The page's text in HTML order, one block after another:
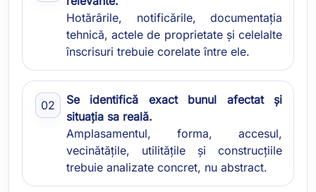
Hotărârile, notificările, documentația
tehnică, actele de proprietate și celelalte
înscrisuri trebuie corelate între ele.
Se identifică exact bunul afectat și
situația sa reală.
Amplasamentul, forma, accesul,
vecinătățile, utilitățile și construcțiile
trebuie analizate concret, nu abstract.